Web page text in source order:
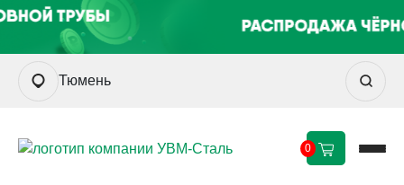
Тюмень
0